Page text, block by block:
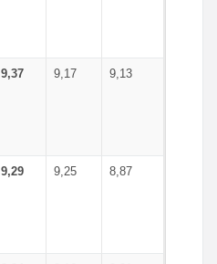
9,37 9,17 9,13
9,29 9,25 8,87